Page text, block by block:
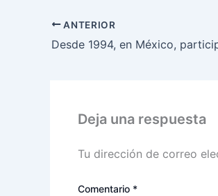
ANTERIOR
Deja una respuesta
Tu dirección de correo
Comentario *